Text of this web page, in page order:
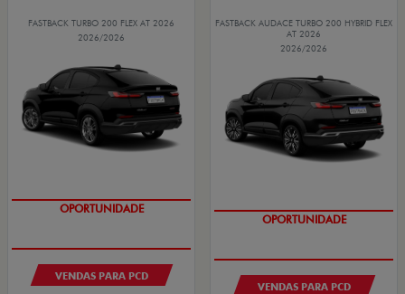
FASTBACK TURBO 200 FLEX AT 2026
2026/2026
OPORTUNIDADE
VENDAS PARA PCD
FASTBACK AUDACE TURBO 200 HYBRID FLEX
AT 2026
2026/2026
OPORTUNIDADE
VENDAS PARA PCD